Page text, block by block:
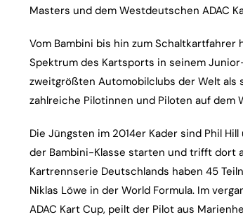
Masters und dem Westdeutschen ADAC
Vom Bambini bis hin zum Schaltkartfahrer
Spektrum des Kartsports in seinem
zweitgrößten Automobilclubs der Welt
zahlreiche Pilotinnen und Piloten auf dem
Die Jüngsten im 2014er Kader sind Phil
der Bambini-Klasse starten und trifft dort
Kartrennserie Deutschlands haben 45
Niklas Löwe in der World Formula. Im
ADAC Kart Cup, peilt der Pilot aus